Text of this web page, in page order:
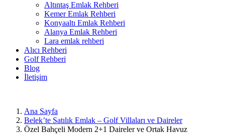
Altıntaş Emlak Rehberi
Kemer Emlak Rehberi
Konyaaltı Emlak Rehberi
Alanya Emlak Rehberi
Lara emlak rehberi
Alıcı Rehberi
Golf Rehberi
Blog
İletişim
Ana Sayfa
Belek’te Satılık Emlak – Golf Villaları ve Daireler
Özel Bahçeli Modern 2+1 Daireler ve Ortak Havuz